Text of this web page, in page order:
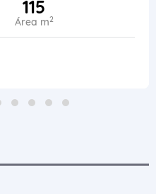
115
Área m2